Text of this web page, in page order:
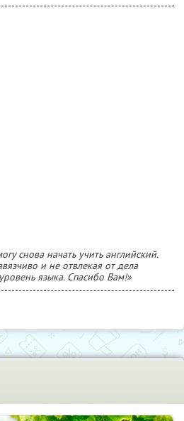
снова начать учить английский.
и не отвлекая от дела
языка. Спасибо Вам!»